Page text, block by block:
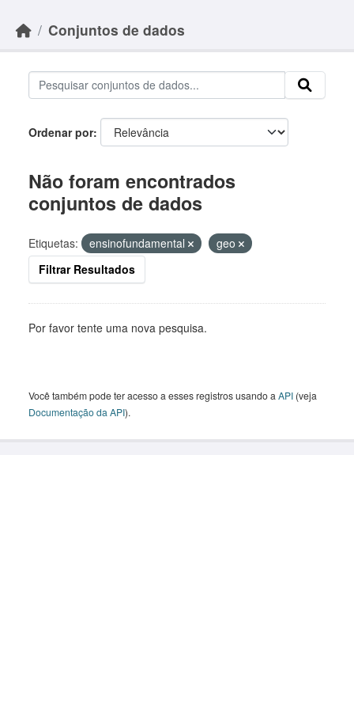
Conjuntos de dados
Ordenar por
Não foram encontrados
conjuntos de dados
Etiquetas: ensinofundamental
geo
Filtrar Resultados
Por favor tente uma nova pesquisa.
Você também pode ter acesso a esses registros usando a API (veja
Documentação da API).